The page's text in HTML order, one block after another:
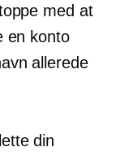
med at
en konto
allerede
din